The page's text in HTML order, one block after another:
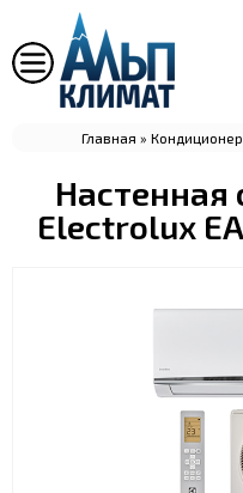
Главная »
Настенная
Electrolux